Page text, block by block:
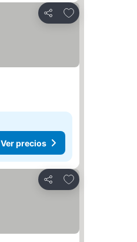
Compartir
Añadir a favoritos
Ver precios
Compartir
Añadir a favoritos